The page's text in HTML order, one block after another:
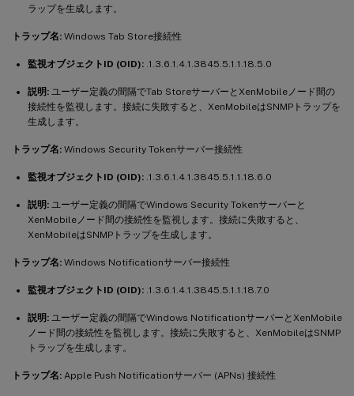
ラップを生成します。
トラップ名: Windows Tab Store接続性
監視オブジェクトID (OID): .1.3.6.1.4.1.3845.5.1.1.18.5.0
説明: ユーザー定義の間隔でTab StoreサーバーとXenMobileノード間の
接続性を監視します。接続に失敗すると、XenMobileはSNMPトラップを
生成します。
トラップ名: Windows Security Tokenサーバー接続性
監視オブジェクトID (OID): .1.3.6.1.4.1.3845.5.1.1.18.6.0
説明: ユーザー定義の間隔でWindows Security Tokenサーバーと
XenMobileノード間の接続性を監視します。接続に失敗すると、
XenMobileはSNMPトラップを生成します。
トラップ名: Windows Notificationサーバー接続性
監視オブジェクトID (OID): .1.3.6.1.4.1.3845.5.1.1.18.7.0
説明: ユーザー定義の間隔でWindows NotificationサーバーとXenMobile
ノード間の接続性を監視します。接続に失敗すると、XenMobileはSNMP
トラップを生成します。
トラップ名: Apple Push Notificationサーバー (APNs) 接続性